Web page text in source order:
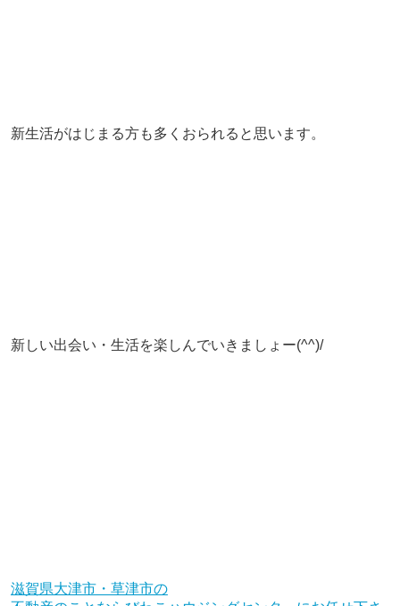
新生活がはじまる方も多くおられると思います。
新しい出会い・生活を楽しんでいきましょー(^^)/
滋賀県大津市・草津市の